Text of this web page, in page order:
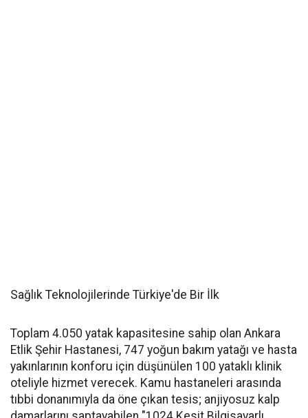
Sağlık Teknolojilerinde Türkiye'de Bir İlk
Toplam 4.050 yatak kapasitesine sahip olan Ankara
Etlik Şehir Hastanesi, 747 yoğun bakım yatağı ve hasta
yakınlarının konforu için düşünülen 100 yataklı klinik
oteliyle hizmet verecek. Kamu hastaneleri arasında
tıbbi donanımıyla da öne çıkan tesis; anjiyosuz kalp